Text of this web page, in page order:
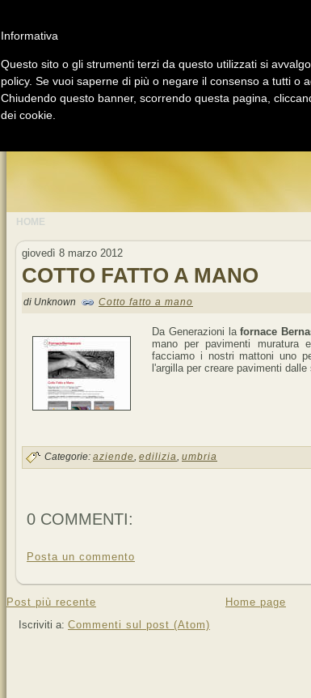
GOLD
HOME
giovedì 8 marzo 2012
COTTO FATTO A MANO
di Unknown Cotto fatto a mano
Da Generazioni lafornace
mano per pavimenti muratura
facciamo i nostri mattoni uno
l'argilla per creare pavimenti
Categorie: aziende, edilizia, umbria
0 COMMENTI:
Posta un commento
Post più recente
Home page
Iscriviti a: Commenti sul post (Atom)
Informativa
Questo sito o gli strumenti terzi da questo utilizzati si
policy. Se vuoi saperne di più o negare il consenso a tutti o
Chiudendo questo banner, scorrendo questa pagina,
dei cookie.